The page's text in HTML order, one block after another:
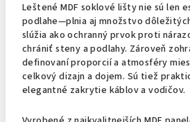
Leštené MDF soklové lišty nie sú len
podlahe—plnia aj množstvo
slúžia ako ochranný prvok proti
chrániť steny a podlahy. Zároveň
definovaní proporcií a atmosféry
celkový dizajn a dojem. Sú tiež
elegantné zakrytie káblov a vodičov.